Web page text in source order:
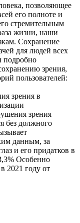
позволяющее
его полноте и
стремительным
жизни, наши
Сохранение
для людей всех
подробно
зрения,
пользователей:
зрения в
зрения
без должного
данным, за
и его придатков в
Особенно
2021 году от